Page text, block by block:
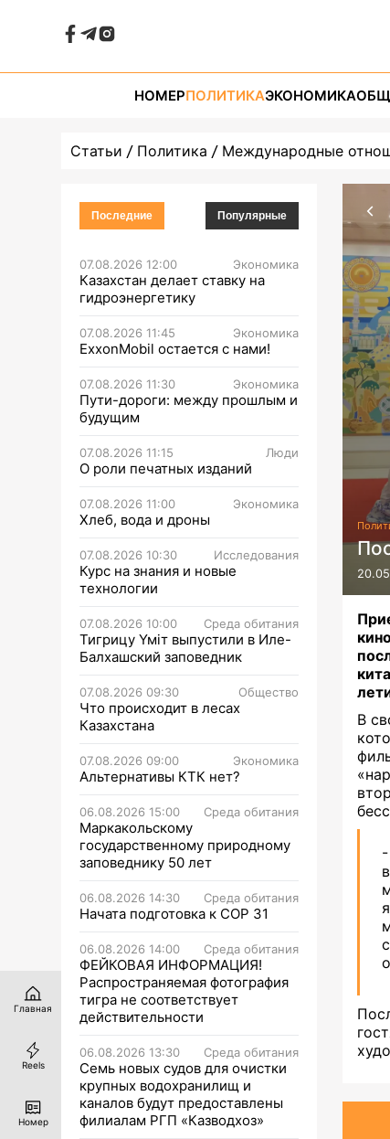
НОМЕРПОЛИТИКАЭКОНОМИКА
Статьи Политика Международные
Последние Популярные
07.08.2026 12:00 Экономика
Казахстан делает ставку на
гидроэнергетику
07.08.2026 11:45 Экономика
ExxonMobil остается с нами!
07.08.2026 11:30 Экономика
Пути-дороги: между прошлым и
будущим
07.08.2026 11:15 Люди
О роли печатных изданий
07.08.2026 11:00 Экономика
Хлеб, вода и дроны
07.08.2026 10:30 Исследования
Курс на знания и новые
технологии
07.08.2026 10:00 Среда обитания
Тигрицу Үміт выпустили в Иле-
Балхашский заповедник
07.08.2026 09:30 Общество
Что происходит в лесах
Казахстана
07.08.2026 09:00 Экономика
Альтернативы КТК нет?
06.08.2026 15:00 Среда обитания
Маркакольскому
государственному природному
заповеднику 50 лет
06.08.2026 14:30 Среда обитания
Начата подготовка к СОР 31
06.08.2026 14:00 Среда обитания
ФЕЙКОВАЯ ИНФОРМАЦИЯ!
Распространяемая фотография
тигра не соответствует
действительности
06.08.2026 13:30 Среда обитания
Семь новых судов для очистки
крупных водохранилищ и
каналов будут предоставлены
филиалам РГП «Казводхоз»
В
Главная
Reels
Номер